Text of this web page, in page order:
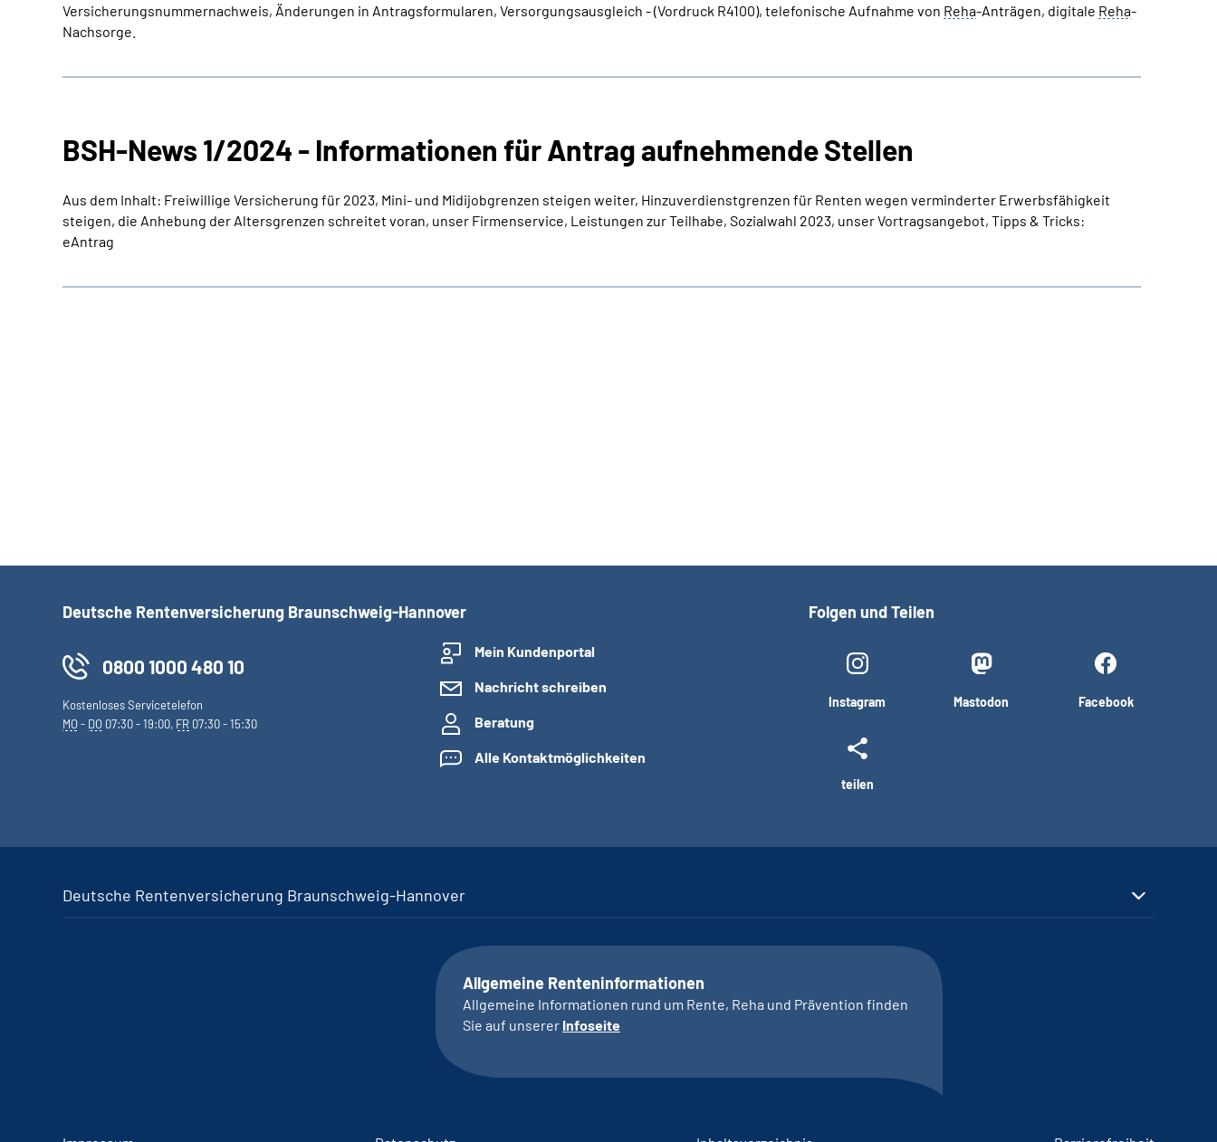
Versicherungsnummernachweis, Änderungen in Antragsformularen, Versorgungsausgleich - (Vordruck R4100), telefonische Aufnahme von Reha-Anträgen, digitale Reha-
Nachsorge.
BSH-News 1/2024 - Informationen für Antrag aufnehmende Stellen
Aus dem Inhalt: Freiwillige Versicherung für 2023, Mini- und Midijobgrenzen steigen weiter, Hinzuverdienstgrenzen für Renten wegen verminderter Erwerbsfähigkeit
steigen, die Anhebung der Altersgrenzen schreitet voran, unser Firmenservice, Leistungen zur Teilhabe, Sozialwahl 2023, unser Vortragsangebot, Tipps & Tricks:
eAntrag
Deutsche Rentenversicherung Braunschweig-Hannover
0800 1000 480 10
Kostenloses Servicetelefon
MO- DO 07:30 - 19:00, FR 07:30 - 15:30
Mein Kundenportal
Nachricht schreiben
Beratung
Alle Kontaktmöglichkeiten
Folgen und Teilen
Instagram Mastodon Facebook
teilen
Deutsche Rentenversicherung Braunschweig-Hannover
Allgemeine Renteninformationen
Allgemeine Informationen rund um Rente, Reha und Prävention finden
Sie auf unserer Infoseite